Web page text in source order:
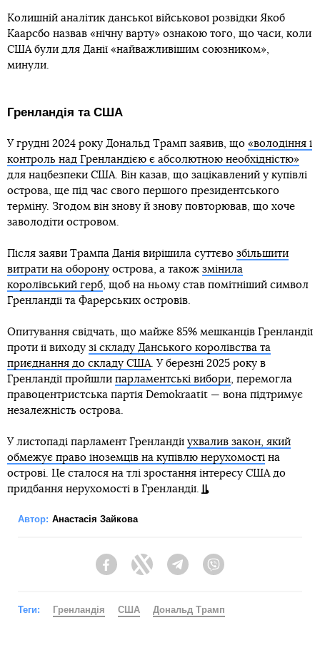
Колишній аналітик данської військової розвідки Якоб
Каарсбо назвав «нічну варту» ознакою того, що часи, коли
США були для Данії «найважливішим союзником»,
минули.
Гренландія та США
У грудні 2024 року Дональд Трамп заявив, що «володіння і
контроль над Гренландією є абсолютною необхідністю»
для нацбезпеки США. Він казав, що зацікавлений у купівлі
острова, ще під час свого першого президентського
терміну. Згодом він знову й знову повторював, що хоче
заволодіти островом.
Після заяви Трампа Данія вирішила суттєво збільшити
витрати на оборону острова, а також змінила
королівський герб , щоб на ньому став помітніший символ
Гренландії та Фарерських островів.
Опитування свідчать, що майже 85% мешканців Гренландії
проти її виходу зі складу Данського королівства та
приєднання до складу США . У березні 2025 року в
Гренландії пройшли парламентські вибори , перемогла
правоцентристська партія Demokraatit — вона підтримує
незалежність острова.
У листопаді парламент Гренландії ухвалив закон, який
обмежує право іноземців на купівлю нерухомості на
острові. Це сталося на тлі зростання інтересу США до
придбання нерухомості в Гренландії.
Автор: Анастасія Зайкова
FacebookTwitter Telegram
Теги: Гренландія США Дональд Трамп